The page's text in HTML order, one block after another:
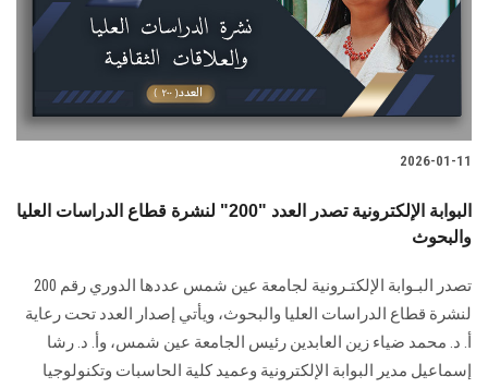
2026-01-11
البوابة الإلكترونية تصدر العدد "200" لنشرة قطاع الدراسات العليا
والبحوث
تصدر البـوابة الإلكتـرونية لجامعة عين شمس عددها الدوري رقم 200
لنشرة قطاع الدراسات ‏العليا والبحوث‎، ويأتي إصدار العدد تحت رعاية
أ. د. محمد ضياء زين العابدين رئيس الجامعة عين شمس، وأ. د. ‏رشا
إسماعيل مدير البوابة الإلكترونية وعميد كلية الحاسبات وتكنولوجيا